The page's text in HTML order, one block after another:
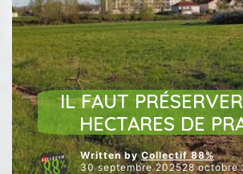
AGRICULTURE ET ALIMENTATION
ARTICLES VEDETTESDÉMOCRATIE
ENVIRONNEMENT
NOS INTERVENTIONS AU CONSEIL
UNCATEGORIZED
IL FAUT
HECTARES DE
Written byCollectif 88%
30 septembre 202528 octobre